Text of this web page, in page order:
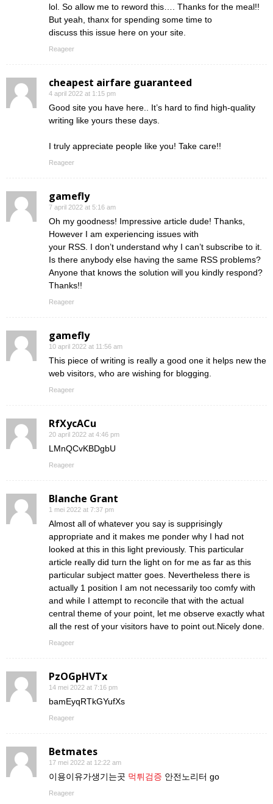
lol. So allow me to reword this…. Thanks for the meal!!
But yeah, thanx for spending some time to
discuss this issue here on your site.
Reageer
cheapest airfare guaranteed
4 april 2022 at 1:15 pm
Good site you have here.. It’s hard to find high-quality
writing like yours these days.
I truly appreciate people like you! Take care!!
Reageer
gamefly
7 april 2022 at 5:16 am
Oh my goodness! Impressive article dude! Thanks,
However I am experiencing issues with
your RSS. I don’t understand why I can’t subscribe to it.
Is there anybody else having the same RSS problems?
Anyone that knows the solution will you kindly respond?
Thanks!!
Reageer
gamefly
10 april 2022 at 11:56 am
This piece of writing is really a good one it helps new the
web visitors, who are wishing for blogging.
Reageer
RfXycACu
20 april 2022 at 4:46 pm
LMnQCvKBDgbU
Reageer
Blanche Grant
1 mei 2022 at 7:37 pm
Almost all of whatever you say is supprisingly
appropriate and it makes me ponder why I had not
looked at this in this light previously. This particular
article really did turn the light on for me as far as this
particular subject matter goes. Nevertheless there is
actually 1 position I am not necessarily too comfy with
and while I attempt to reconcile that with the actual
central theme of your point, let me observe exactly what
all the rest of your visitors have to point out.Nicely done.
Reageer
PzOGpHVTx
14 mei 2022 at 7:16 pm
bamEyqRTkGYufXs
Reageer
Betmates
17 mei 2022 at 12:22 am
이용이유가생기는곳 먹튀검증 안전노리터 go
Reageer